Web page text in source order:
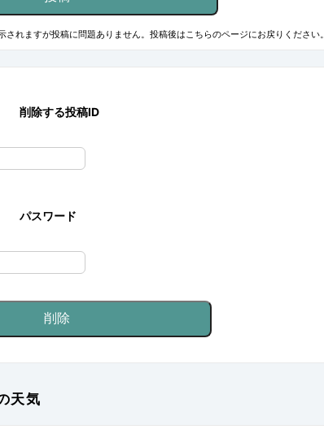
れますが投稿に問題ありません。投稿後はこちらのページにお戻りください。
削除する投稿ID
パスワード
天気